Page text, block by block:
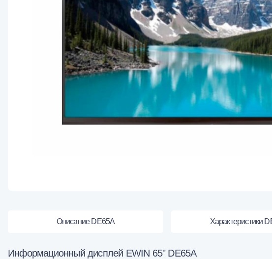
Описание DE65A Характеристики
Информационный дисплей EWIN 65" DE65A